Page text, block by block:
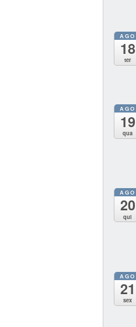
AGO
18
ter
AGO
19
qua
AGO
20
qui
AGO
21
sex